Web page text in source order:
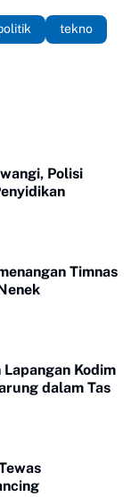
tekno
Polisi
Timnas
Kodim
dalam Tas